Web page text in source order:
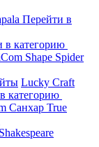
Перейти в
в категорию
Shape Spider
Lucky Craft
категорию
Санхар True
Shakespeare